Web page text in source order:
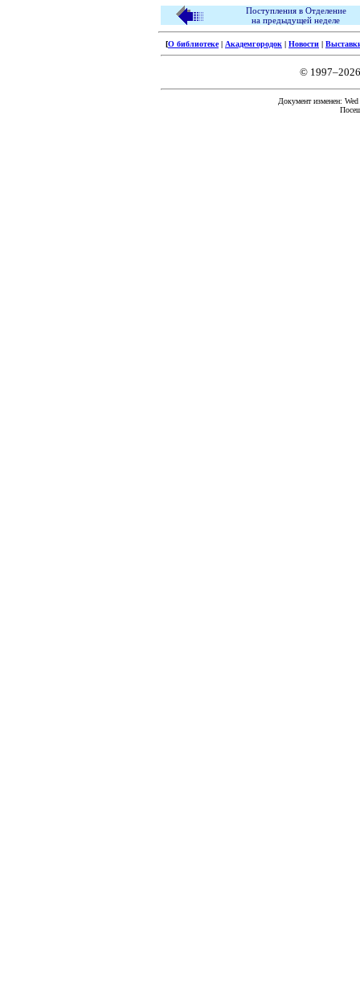
Поступления в Отделение
на предыдущей неделе
[О библиотеке| Академгородок | Новости |
©
Документ изменен: